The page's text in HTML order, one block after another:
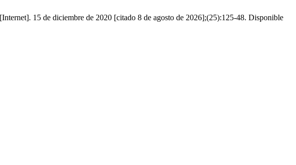
15 de diciembre de 2020 [citado 8 de agosto de 2026];(25):125-48. Disponible